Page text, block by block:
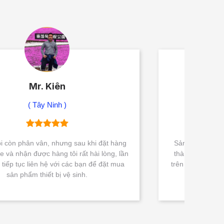
Sản phẩm chính hãng nên chất lượng rất tốt, giá
thành cũng rất cạnh tranh so với các đơn vị khác
trên thị trường. Tôi rất hài lòng với Nguyễn Gia Sài